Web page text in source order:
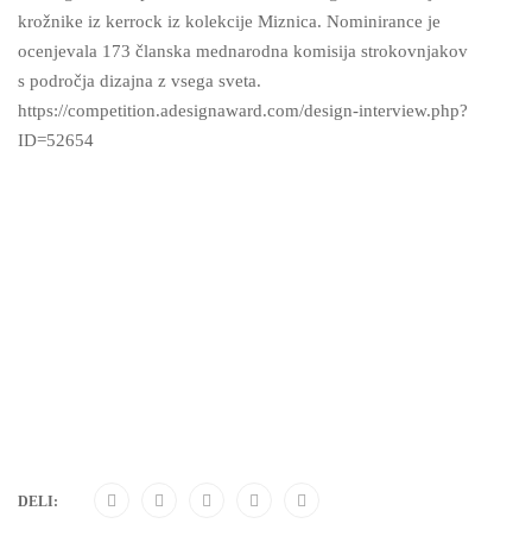
krožnike iz kerrock iz kolekcije Miznica. Nominirance je
ocenjevala 173 članska mednarodna komisija strokovnjakov
s področja dizajna z vsega sveta.
https://competition.adesignaward.com/design-interview.php?
ID=52654
DELI: